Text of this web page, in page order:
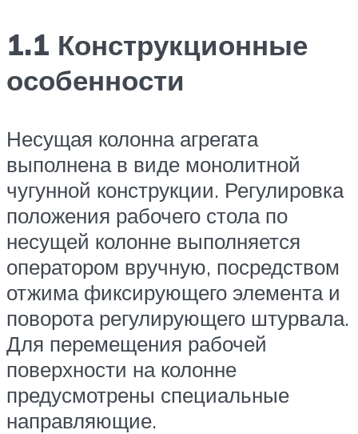
1.1 Конструкционные
особенности
Несущая колонна агрегата
выполнена в виде монолитной
чугунной конструкции. Регулировка
положения рабочего стола по
несущей колонне выполняется
оператором вручную, посредством
отжима фиксирующего элемента и
поворота регулирующего штурвала.
Для перемещения рабочей
поверхности на колонне
предусмотрены специальные
направляющие.